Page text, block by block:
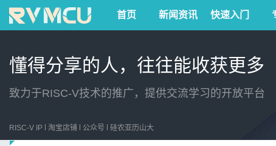
首页 新闻资讯 快速入门
懂得分享的人，往往能收获更多
致力于RISC-V技术的推广，提供交流学习的开放平台
RISC-V IP 淘宝店铺 公众号 硅农亚历山大